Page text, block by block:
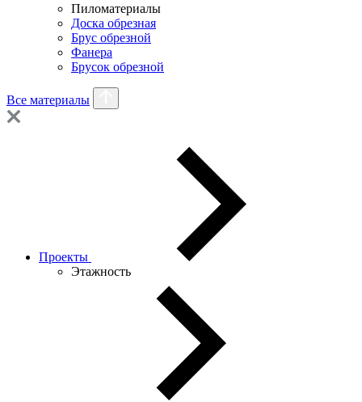
Пиломатериалы
Доска обрезная
Брус обрезной
Фанера
Брусок обрезной
Все материалы
Проекты
Этажность